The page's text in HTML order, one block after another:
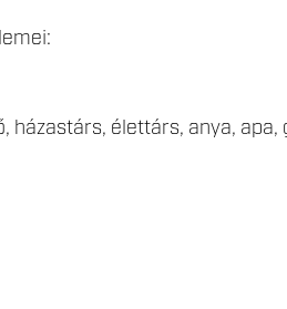
élettárs, anya, apa,